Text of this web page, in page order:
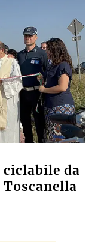
da